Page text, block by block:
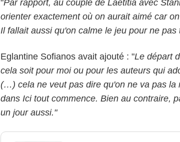
"Par rapport, au couple de Laetitia avec
orienter exactement où on aurait aimé car
Il fallait aussi qu'on calme le jeu pour ne
Eglantine Sofianos avait ajouté : "Le départ
cela soit pour moi ou pour les auteurs qui
(…) cela ne veut pas dire qu'on ne va pas la
dans Ici tout commence. Bien au contraire,
un jour aussi."